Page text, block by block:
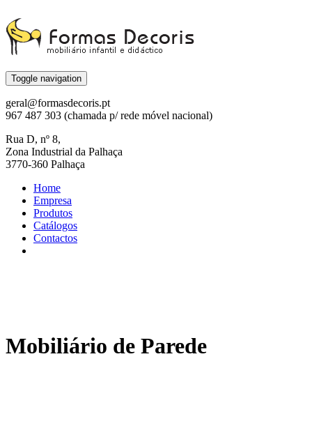
Toggle navigation
geral@formasdecoris.pt
967 487 303 (chamada p/ rede móvel nacional)
Rua D, nº 8,
Zona Industrial da Palhaça
3770-360 Palhaça
Home
Empresa
Produtos
Catálogos
Contactos
Mobiliário de Parede